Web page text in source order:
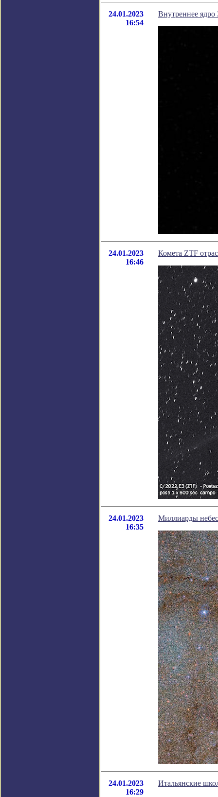
24.01.2023
16:54
Внутреннее ядро
24.01.2023
16:46
Комета ZTF
24.01.2023
16:35
Миллиарды
24.01.2023
16:29
Итальянские